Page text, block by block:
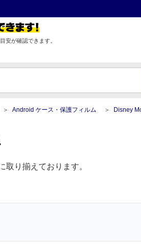
安が確認できます。
Android ケース・保護フィルム Disney Mobile
取り揃えております。